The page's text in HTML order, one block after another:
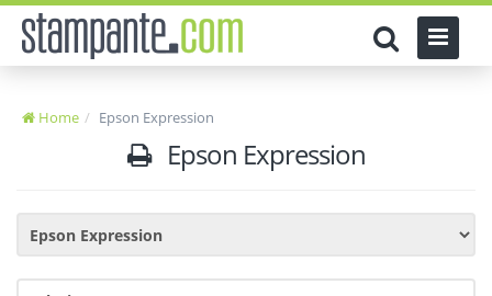
Home Epson Expression
Epson Expression